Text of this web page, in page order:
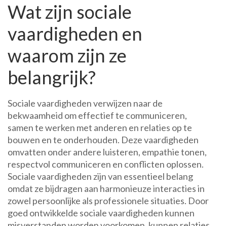
Wat zijn sociale
vaardigheden en
waarom zijn ze
belangrijk?
Sociale vaardigheden verwijzen naar de
bekwaamheid om effectief te communiceren,
samen te werken met anderen en relaties op te
bouwen en te onderhouden. Deze vaardigheden
omvatten onder andere luisteren, empathie tonen,
respectvol communiceren en conflicten oplossen.
Sociale vaardigheden zijn van essentieel belang
omdat ze bijdragen aan harmonieuze interacties in
zowel persoonlijke als professionele situaties. Door
goed ontwikkelde sociale vaardigheden kunnen